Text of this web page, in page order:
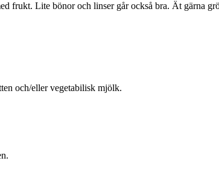
frukt. Lite bönor och linser går också bra. Ät gärna
och/eller vegetabilisk mjölk.